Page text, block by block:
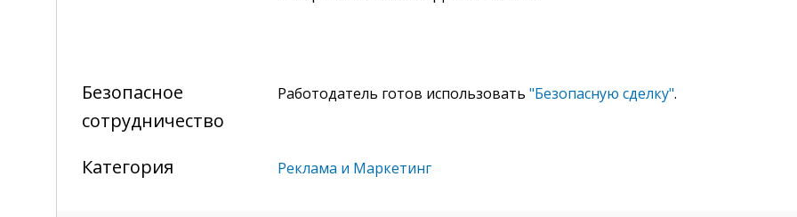
Безопасное
сотрудничество
Работодатель готов использовать "Безопасную сделку".
Категория Реклама и Маркетинг